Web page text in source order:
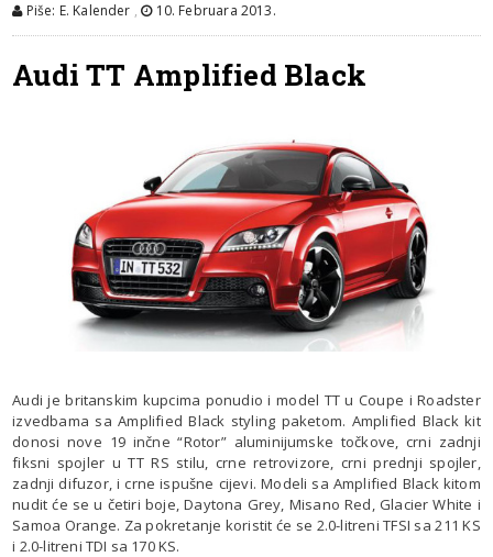
Piše: E. Kalender , 10. Februara 2013.
Audi TT Amplified Black
Audi je britanskim kupcima ponudio i model TT u Coupe i Roadster
izvedbama sa Amplified Black styling paketom. Amplified Black kit
donosi nove 19 inčne “Rotor” aluminijumske točkove, crni zadnji
fiksni spojler u TT RS stilu, crne retrovizore, crni prednji spojler,
zadnji difuzor, i crne ispušne cijevi. Modeli sa Amplified Black kitom
nudit će se u četiri boje, Daytona Grey, Misano Red, Glacier White i
Samoa Orange. Za pokretanje koristit će se 2.0-litreni TFSI sa 211 KS
i 2.0-litreni TDI sa 170 KS.